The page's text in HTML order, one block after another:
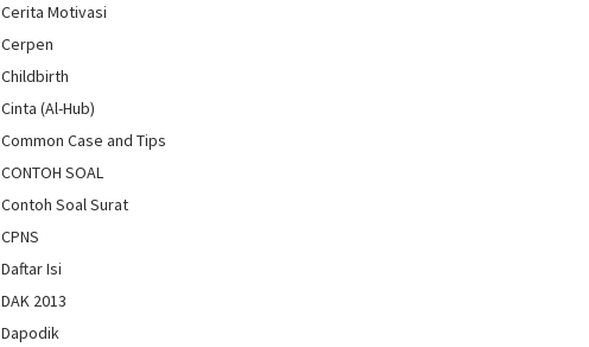
Cerita Motivasi
Cerpen
Childbirth
Cinta (Al-Hub)
Common Case and Tips
CONTOH SOAL
Contoh Soal Surat
CPNS
Daftar Isi
DAK 2013
Dapodik